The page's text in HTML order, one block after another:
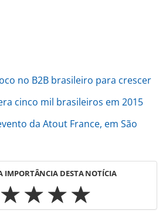
no B2B brasileiro para crescer
cinco mil brasileiros em 2015
da Atout France, em São
IMPORTÂNCIA DESTA NOTÍCIA